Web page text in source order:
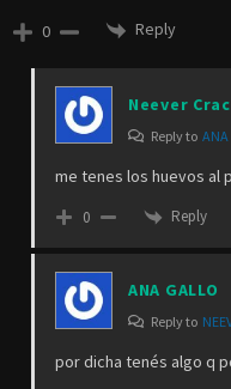
0 Reply
Neever
Reply to ANA
me tenes los huevos al
0 Reply
ANA GALLO
Reply to
por dicha tenés algo q